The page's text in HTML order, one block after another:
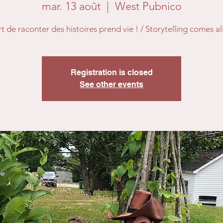
mar. 13 août
  |
West Pubnico
de raconter des histoires prend vie ! / Storytelling comes
Registration is closed
See other events